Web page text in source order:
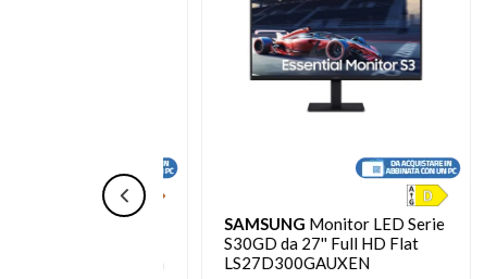
SAMSUNGMonitor LED Serie
S30GD da 27'' Full HD Flat
LS27D300GAUXEN